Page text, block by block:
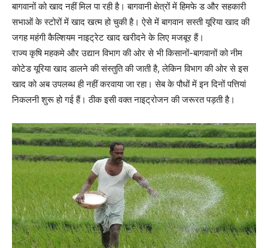
बागवानों को खाद नहीं मिल पा रही है। बागवानी क्षेत्रों में हिमफे ड और सहकारी
सभाओं के स्टोरों में खाद खत्म हो चुकी है। ऐसे में बागवान सस्ती यूरिया खाद की
जगह महंगी कैल्शियम नाइट्रेट खाद खरीदने के लिए मजबूर हैं।
राज्य कृषि महकमे और उद्यान विभाग की ओर से भी किसानों-बागवानों को नीम
कोटेड यूरिया खाद डालने की संस्तुति की जाती है, लेकिन विभाग की ओर से इस
खाद को अब उपलब्ध ही नहीं करवाया जा रहा। सेब के पौधों में इन दिनों पत्तियां
निकलनी शुरू हो गई हैं। ठीक इसी वक्त नाइट्रोजन की जरूरत पड़ती है।